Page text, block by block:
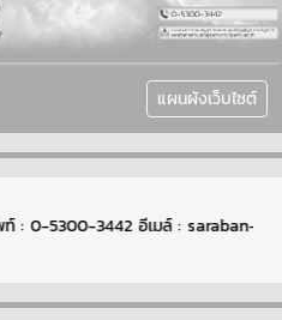
แผนผังเว็บไซต์
: 0-5300-3442 อีเมล์ : saraban-